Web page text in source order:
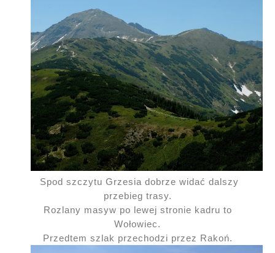
Spod szczytu Grzesia dobrze widać dalszy
przebieg trasy.
Rozlany masyw po lewej stronie kadru to
Wołowiec.
Przedtem szlak przechodzi przez Rakoń.